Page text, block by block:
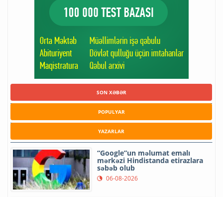
SON XƏBƏR
POPULYAR
YAZARLAR
“Google”un məlumat emalı
mərkəzi Hindistanda etirazlara
səbəb olub
06-08-2026